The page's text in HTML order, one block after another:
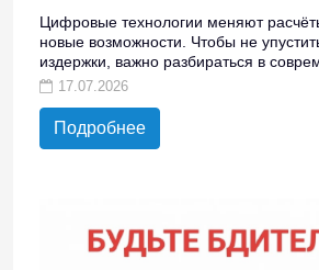
Цифровые технологии меняют
новые возможности. Чтобы не
издержки, важно разбираться в
17.07.2026
Подробнее